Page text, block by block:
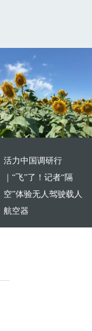
活力中国调研行
｜“飞”了！记者“隔
空”体验无人驾驶载人
航空器